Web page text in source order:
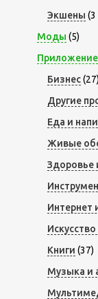
Экшены (3
Моды (5)
Приложение
Бизнес(27)
Другие
Еда и
Живые
Здоровье
Интернет
Книги (37)
Музыка и